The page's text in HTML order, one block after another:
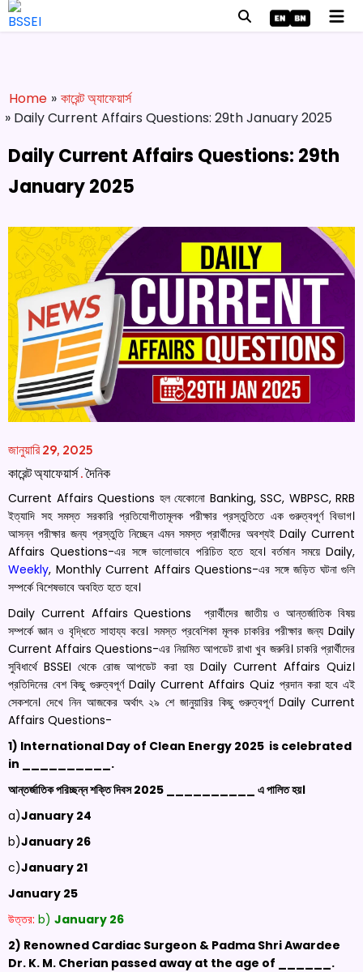
Home » কারেন্ট অ্যাফেয়ার্স
» Daily Current Affairs Questions: 29th January 2025
Daily Current Affairs Questions: 29th
January 2025
জানুয়ারি 29, 2025
কারেন্ট অ্যাফেয়ার্স.দৈনিক
Current Affairs Questions হল যেকোনো Banking, SSC, WBPSC, RRB
ইত্যাদি সহ সমস্ত সরকারি প্রতিযোগীতামূলক পরীক্ষার প্রস্তুতিতে এক গুরুত্বপূর্ণ বিভাগ।
আসন্ন পরীক্ষার জন্য প্রস্তুতি নিচ্ছেন এমন সমস্ত প্রার্থীদের অবশ্যই Daily Current
Affairs Questions-এর সঙ্গে ভালোভাবে পরিচিত হতে হবে। বর্তমান সময়ে Daily,
Weekly, Monthly Current Affairs Questions-এর সঙ্গে জড়িত ঘটনা গুলি
সম্পর্কে বিশেষভাবে অবহিত হতে হবে।
Daily Current Affairs Questions প্রার্থীদের জাতীয় ও আন্তর্জাতিক বিষয়
সম্পর্কে জ্ঞান ও বৃদ্ধিতে সাহায্য করে। সমস্ত প্রবেশিকা মূলক চাকরির পরীক্ষার জন্য Daily
Current Affairs Questions-এর নিয়মিত আপডেট রাখা খুব জরুরি। চাকরি প্রার্থীদের
সুবিধার্থে BSSEI থেকে রোজ আপডেট করা হয় Daily Current Affairs Quiz।
প্রতিদিনের বেশ কিছু গুরুত্বপূর্ণ Daily Current Affairs Quiz প্রদান করা হবে এই
সেকশনে। দেখে নিন আজকের অর্থাৎ ২৯ শে জানুয়ারির কিছু গুরুত্বপূর্ণ Daily Current
Affairs Questions-
1) International Day of Clean Energy 2025 is celebrated
in
__________.
আন্তর্জাতিক পরিচ্ছন্ন শক্তি দিবস 2025 __________ এ পালিত হয়।
a)January 24
b)January 26
c)January 21
January 25
উত্তর: b) January 26
2) Renowned Cardiac Surgeon & Padma Shri Awardee
Dr. K. M. Cherian passed away at the age of
______.